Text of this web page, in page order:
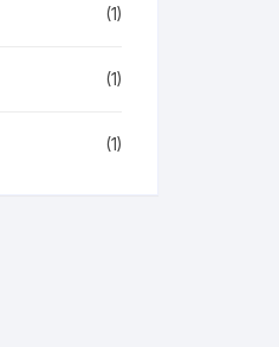
(1)
(1)
(1)